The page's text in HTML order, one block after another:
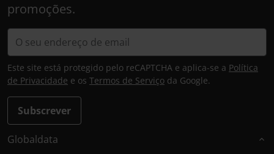
promoções.
Subscrever
Este site está protegido pelo reCAPTCHA e aplica-se a Política
de Privacidade e os Termos de Serviço da Google.
Globaldata